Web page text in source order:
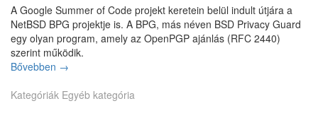
á
m
o
l
ó
G
A Google Summer of Code projekt keretein belül indult útjára a
NetBSD BPG projektje is. A BPG, más néven BSD Privacy Guard
egy olyan program, amely az OpenPGP ajánlás (RFC 2440)
szerint működik.
Bővebben B
G
→
Kategóriák Egyéb kategória